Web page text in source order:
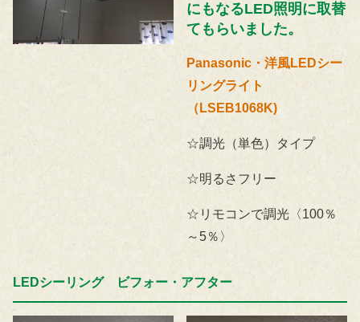
にもなるLED照明に取替
てもらいました。
Panasonic・洋風LEDシー
リングライト
（LSEB1068K)
☆調光（単色）タイプ
☆明るさフリー
☆リモコンで調光〈100％
～5％〉
LEDシーリング ビフォー・アフター